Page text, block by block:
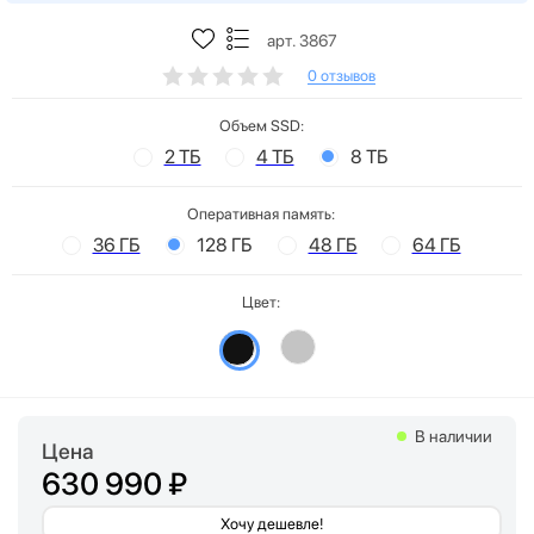
арт. 3867
0 отзывов
Объем SSD:
2 ТБ 4 ТБ 8 ТБ
Оперативная память:
36 ГБ 128 ГБ 48 ГБ 64 ГБ
Цвет:
Цена
630 990 ₽
Хочу дешевле!
В наличии